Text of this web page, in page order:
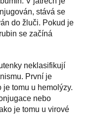
stává se
do žluči. Pokud je
se začíná
neklasifikují
První je
tomu u hemolýzy.
nebo
je tomu u virové